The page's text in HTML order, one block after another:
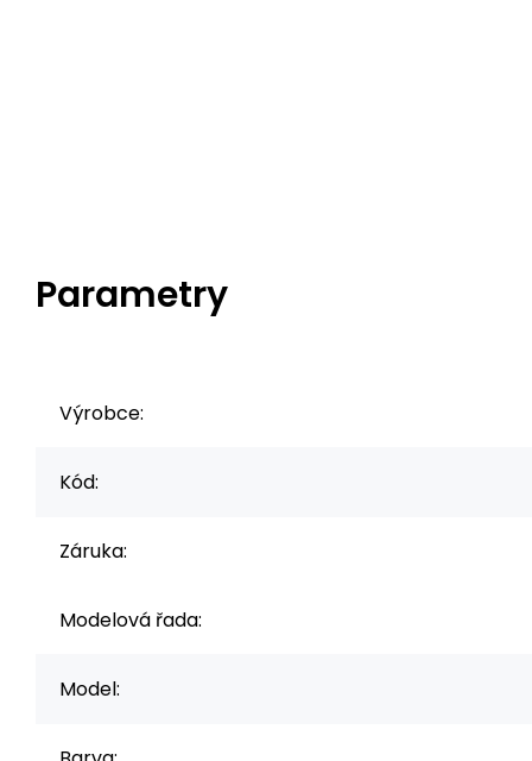
Parametry
Výrobce:
Kód:
Záruka:
Modelová řada:
Model: